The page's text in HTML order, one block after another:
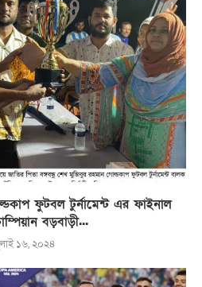
ফুটবল টুর্নামেন্ট এর ফাইনাল
বড়বাড়ী...
১৬, ২০২৪